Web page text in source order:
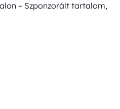
– Szponzorált tartalom,